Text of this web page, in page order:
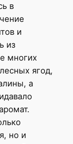
в
и
из
многих
ягод,
а
но и